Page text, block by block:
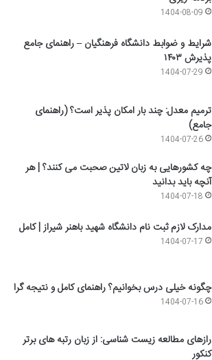
1404-08-09
شرایط و ضوابط دانشگاه فرهنگیان – راهنمای جامع
پذیرش ۱۴۰۳
1404-07-29
ترمیم معدل: چند بار امکان پذیر است؟ (راهنمای
جامع)
1404-07-26
چه کشورهایی به زبان لاتین صحبت می کنند؟ | هر
آنچه باید بدانید
1404-07-18
مدارک لازم ثبت نام دانشگاه شهید باهنر شیراز | کامل
1404-07-17
چگونه خیلی درس بخوانیم؟ راهنمای کامل و نتیجه گرا
1404-07-16
رازهای مطالعه زیست شناسی: از زبان رتبه های برتر
کنکور